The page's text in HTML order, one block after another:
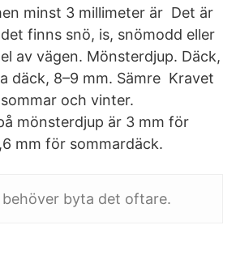
minst 3 millimeter är Det är
finns snö, is, snömodd eller
av vägen. Mönsterdjup. Däck,
däck, 8–9 mm. Sämre Kravet
och vinter.
mönsterdjup är 3 mm för
mm för sommardäck.
byta det oftare.